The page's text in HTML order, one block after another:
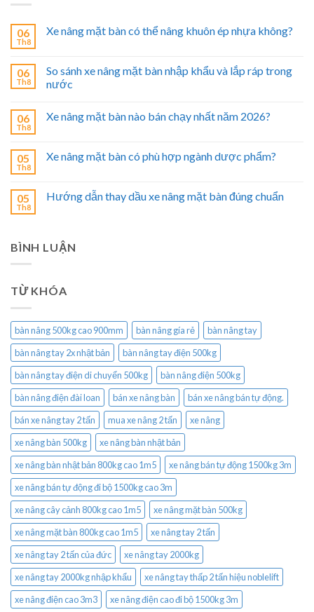
06
Th8
Xe nâng mặt bàn có thể nâng khuôn ép nhựa không?
06
Th8
So sánh xe nâng mặt bàn nhập khẩu và lắp ráp trong
nước
06
Th8
Xe nâng mặt bàn nào bán chạy nhất năm 2026?
05
Th8
Xe nâng mặt bàn có phù hợp ngành dược phẩm?
05
Th8
Hướng dẫn thay dầu xe nâng mặt bàn đúng chuẩn
BÌNH LUẬN
TỪ KHÓA
bàn nâng 500kg cao 900mm bàn nâng gía rẻ
bàn nâng tay
bàn nâng tay 2x nhật bản
bàn nâng tay điện 500kg
bàn nâng tay điện di chuyển 500kg
bàn nâng điện 500kg
bàn nâng điện đài loan
bán xe nâng bàn
bán xe nâng bán tự động.
bán xe nâng tay 2 tấn
mua xe nâng 2 tấn
xe nâng
xe nâng bàn 500kg
xe nâng bàn nhật bản
xe nâng bàn nhật bản 800kg cao 1m5
xe nâng bán tự động 1500kg 3m
xe nâng bán tự động đi bộ 1500kg cao 3m
xe nâng cây cảnh 800kg cao 1m5
xe nâng mặt bàn 500kg
xe nâng mặt bàn 800kg cao 1m5
xe nâng tay 2 tấn
xe nâng tay 2 tấn của đức
xe nâng tay 2000kg
xe nâng tay 2000kg nhập khẩu
xe nâng tay thấp 2 tấn hiệu noblelift
xe nâng điện cao 3m3
xe nâng điện cao đi bộ 1500kg 3m